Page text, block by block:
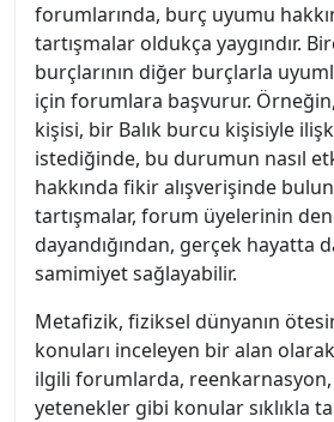
forumlarında, burç uyumu
tartışmalar oldukça yaygındır.
burçlarının diğer burçlarla
için forumlara başvurur.
kişisi, bir Balık burcu kişisiyle
istediğinde, bu durumun nasıl
hakkında fikir alışverişinde
tartışmalar, forum üyelerinin
dayandığından, gerçek hayatta
samimiyet sağlayabilir.
Metafizik, fiziksel dünyanın
konuları inceleyen bir alan
ilgili forumlarda,
yetenekler gibi konular sıklıkla